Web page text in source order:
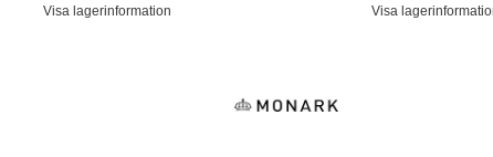
Visa lagerinformation Visa